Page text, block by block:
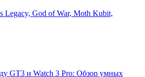
Legacy, God of War, Moth Kubit,
GT3 и Watch 3 Pro: Обзор умных